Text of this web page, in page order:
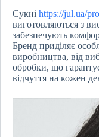
Сукні https://jul.ua/
виготовляються з
забезпечують
Бренд приділяє
виробництва, від
обробки, що
відчуття на кожен